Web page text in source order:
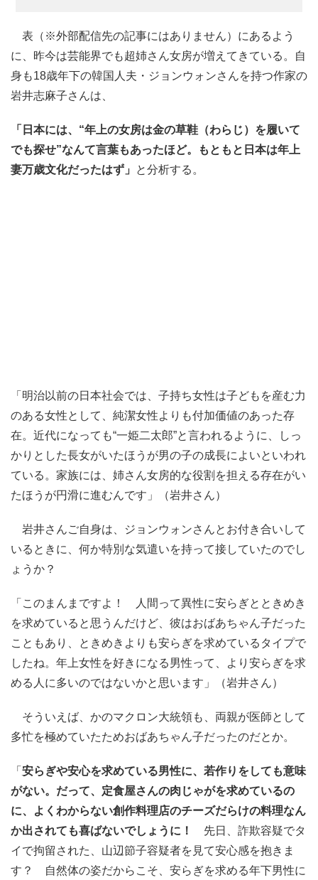
表（※外部配信先の記事にはありません）にあるよう
に、昨今は芸能界でも超姉さん女房が増えてきている。自
身も18歳年下の韓国人夫・ジョンウォンさんを持つ作家の
岩井志麻子さんは、
「日本には、“年上の女房は金の草鞋（わらじ）を履いて
でも探せ”なんて言葉もあったほど。もともと日本は年上
妻万歳文化だったはず」
と分析する。
「明治以前の日本社会では、子持ち女性は子どもを産む力
のある女性として、純潔女性よりも付加価値のあった存
在。近代になっても“一姫二太郎”と言われるように、しっ
かりとした長女がいたほうが男の子の成長によいといわれ
ている。家族には、姉さん女房的な役割を担える存在がい
たほうが円滑に進むんです」（岩井さん）
岩井さんご自身は、ジョンウォンさんとお付き合いして
いるときに、何か特別な気遣いを持って接していたのでし
ょうか？
「このまんまですよ！ 人間って異性に安らぎとときめき
を求めていると思うんだけど、彼はおばあちゃん子だった
こともあり、ときめきよりも安らぎを求めているタイプで
したね。年上女性を好きになる男性って、より安らぎを求
める人に多いのではないかと思います」（岩井さん）
そういえば、かのマクロン大統領も、両親が医師として
多忙を極めていたためおばあちゃん子だったのだとか。
「 安らぎや安心を求めている男性に、若作りをしても意味
がない。だって、定食屋さんの肉じゃがを求めているの
に、よくわからない創作料理店のチーズだらけの料理なん
か出されても喜ばないでしょうに！
先日、詐欺容疑でタ
イで拘留された、山辺節子容疑者を見て安心感を抱きま
す？ 自然体の姿だからこそ、安らぎを求める年下男性に